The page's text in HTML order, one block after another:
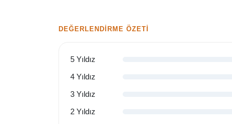
DEĞERLENDIRME ÖZETI
5 Yıldız
4 Yıldız
3 Yıldız
2 Yıldız